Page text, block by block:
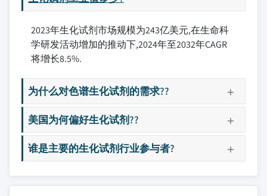
2023年生化试剂市场规模为243亿美元,在生命科
学研发活动增加的推动下,2024年至2032年CAGR
将增长8.5%.
为什么对色谱生化试剂的需求??
美国为何偏好生化试剂??
谁是主要的生化试剂行业参与者?